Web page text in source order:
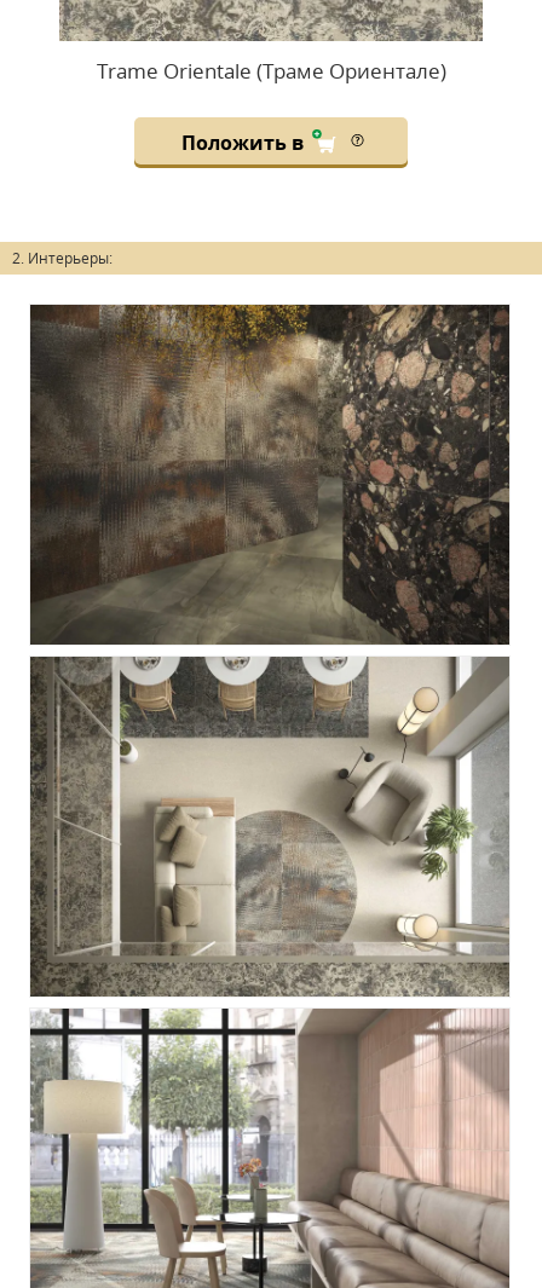
Trame Orientale (Траме Ориентале)
Положить в
2. Интерьеры: